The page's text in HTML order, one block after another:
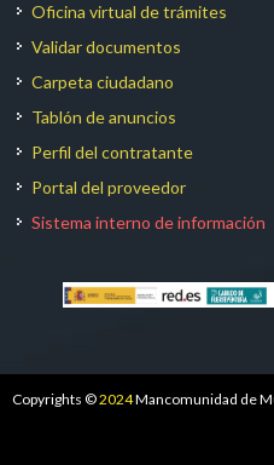
Oficina virtual de trámites
Validar documentos
Carpeta ciudadano
Tablón de anuncios
Perfil del contratante
Portal del proveedor
Sistema interno de información
Copyrights ©2024Mancomunidad de